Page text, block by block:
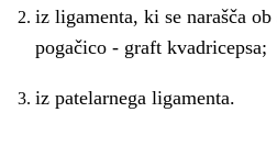
iz ligamenta, ki se narašča
pogačico - graft kvadricepsa;
iz patelarnega ligamenta.